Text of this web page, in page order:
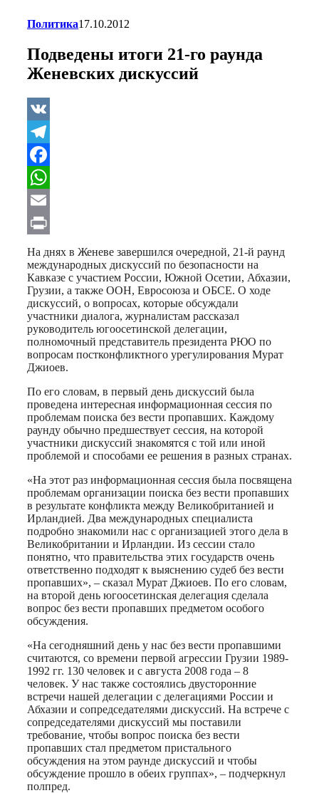
Политика17.10.2012
Подведены итоги 21-го раунда
Женевских дискуссий
VK
Telegram
Facebook
WhatsApp
Email
Print
На днях в Женеве завершился очередной, 21-й раунд
международных дискуссий по безопасности на
Кавказе с участием России, Южной Осетии, Абхазии,
Грузии, а также ООН, Евросоюза и ОБСЕ. О ходе
дискуссий, о вопросах, которые обсуждали
участники диалога, журналистам рассказал
руководитель югоосетинской делегации,
полномочный представитель президента РЮО по
вопросам постконфликтного урегулирования Мурат
Джиоев.
По его словам, в первый день дискуссий была
проведена интересная информационная сессия по
проблемам поиска без вести пропавших. Каждому
раунду обычно предшествует сессия, на которой
участники дискуссий знакомятся с той или иной
проблемой и способами ее решения в разных странах.
«На этот раз информационная сессия была посвящена
проблемам организации поиска без вести пропавших
в результате конфликта между Великобританией и
Ирландией. Два международных специалиста
подробно знакомили нас с организацией этого дела в
Великобритании и Ирландии. Из сессии стало
понятно, что правительства этих государств очень
ответственно подходят к выяснению судеб без вести
пропавших», – сказал Мурат Джиоев. По его словам,
на второй день югоосетинская делегация сделала
вопрос без вести пропавших предметом особого
обсуждения.
«На сегодняшний день у нас без вести пропавшими
считаются, со времени первой агрессии Грузии 1989-
1992 гг. 130 человек и с августа 2008 года – 8
человек. У нас также состоялись двусторонние
встречи нашей делегации с делегациями России и
Абхазии и сопредседателями дискуссий. На встрече с
сопредседателями дискуссий мы поставили
требование, чтобы вопрос поиска без вести
пропавших стал предметом пристального
обсуждения на этом раунде дискуссий и чтобы
обсуждение прошло в обеих группах», – подчеркнул
полпред.